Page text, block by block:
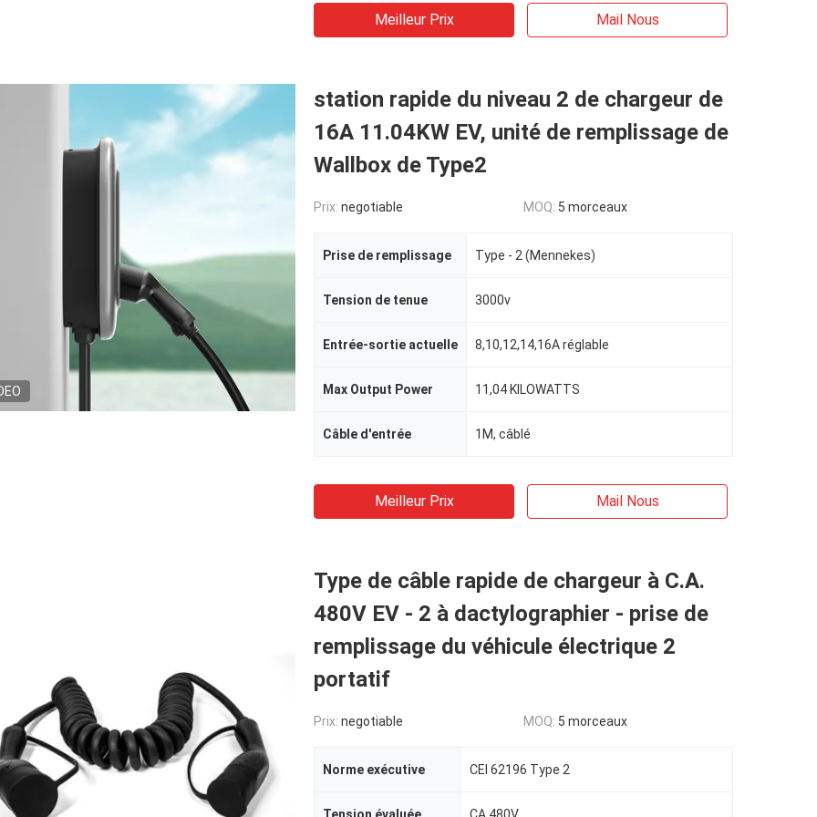
Meilleur Prix Mail Nous
station rapide du niveau 2 de chargeur de
16A 11.04KW EV, unité de remplissage de
Wallbox de Type2
Prix: negotiable MOQ: 5 morceaux
Prise de remplissage Type - 2 (Mennekes)
Tension de tenue 3000v
Entrée-sortie actuelle 8,10,12,14,16A réglable
Max Output Power 11,04 KILOWATTS
Câble d'entrée 1M, câblé
Meilleur Prix Mail Nous
Type de câble rapide de chargeur à C.A.
480V EV - 2 à dactylographier - prise de
remplissage du véhicule électrique 2
portatif
Prix: negotiable MOQ: 5 morceaux
Norme exécutive CEI 62196 Type 2